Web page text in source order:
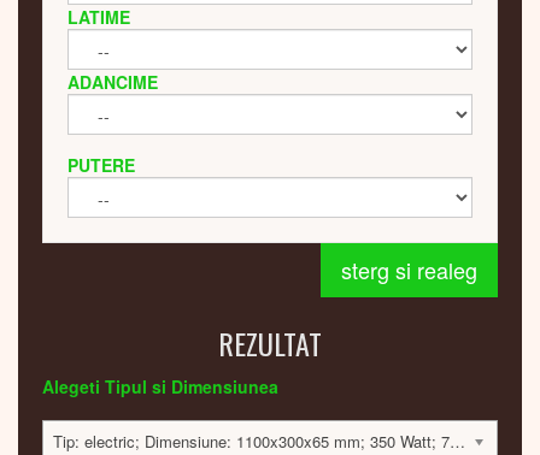
LATIME
ADANCIME
PUTERE
sterg si realeg
REZULTAT
Alegeti Tipul si Dimensiunea
Tip: electric; Dimensiune: 1100x300x65 mm; 350 Watt; 7696 lei